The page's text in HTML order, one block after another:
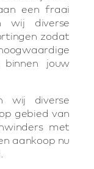
een fraai
wij diverse
zodat
jouw
wij diverse
gebied van
met
aankoop nu